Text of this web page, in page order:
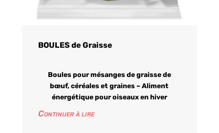
BOULES de Graisse
Boules pour mésanges de graisse de
bœuf, céréales et graines – Aliment
énergétique pour oiseaux en hiver
Continuer à lire